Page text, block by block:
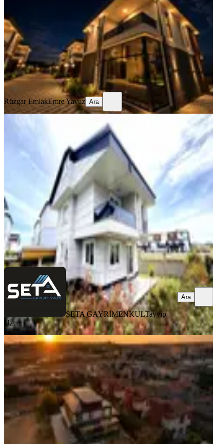
Tekirdağ, Çerkezköy
200 m² ·15.07.2026
75.000 ₺ 80.000 ₺
Rüzgar EmlakEmre Yavuz
Ara
Rüzgar EmlakEmre Yavuz Ara
▃▅▇seta Grup▇▅▃tam Müstakil 4
Tarafı Bahçeli Denize Yakın
Tekirdağ, Marmaraereğlisi
4+1
220 m² 13.07.2026
40.000 ₺
SETA GAYRİMENKULTayyip Uzun
Ara
SETA GAYRİMENKULTayyip
Uzun
Ara
MANZARALI
%
6
Rüzgar Emlaktan Ambarderede Lüx
Villa
Tekirdağ, Çerkezköy
5+1·500 m²· 07.07.2026
65.000 ₺69.000 ₺
Emre Yavuz